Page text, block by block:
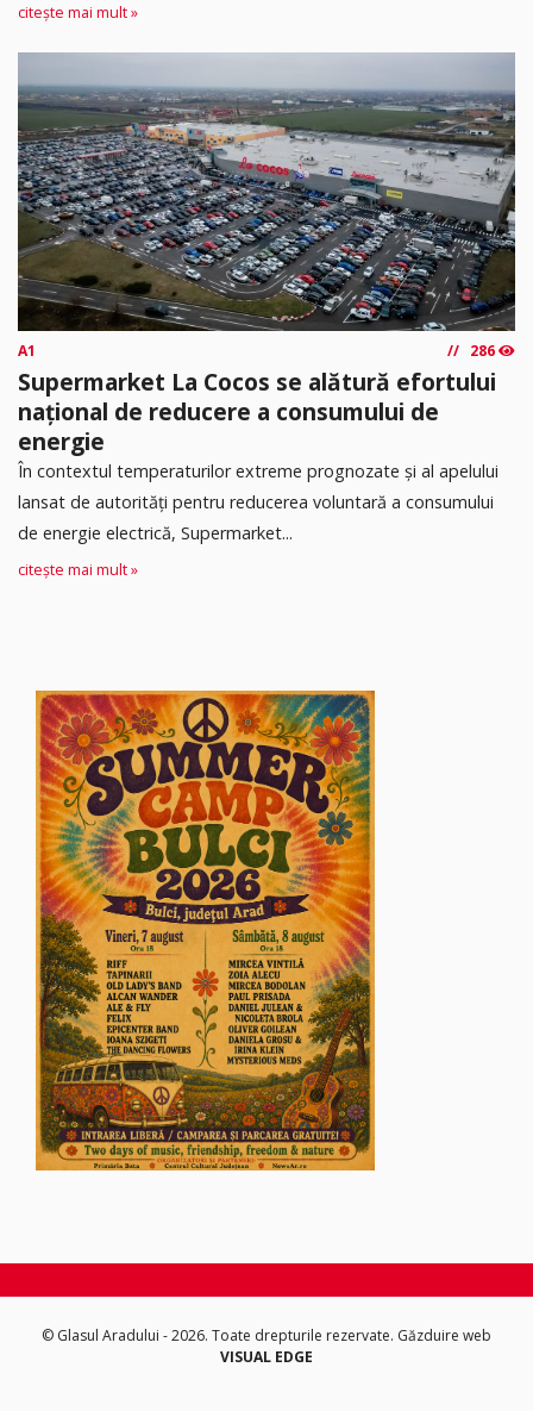
citește mai mult »
A1 286
Supermarket La Cocos se alătură efortului
național de reducere a consumului de
energie
În contextul temperaturilor extreme prognozate și al apelului
lansat de autorități pentru reducerea voluntară a consumului
de energie electrică, Supermarket...
citește mai mult »
© Glasul Aradului - 2026. Toate drepturile rezervate. Găzduire web
VISUAL EDGE